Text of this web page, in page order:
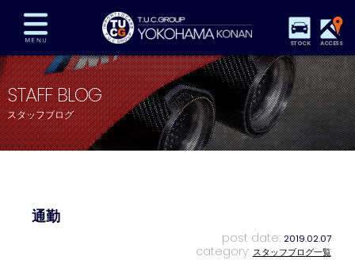
STOCK ACCESS
在庫車両情報 保証&サービス パーツリスト
TUCとは？ 店舗情報 アクセスマップ
全国納車 特別作業 注文販売
STAFF BLOG
スタッフブログ
通勤
post date: 2019.02.07
category: スタッフブログ一覧